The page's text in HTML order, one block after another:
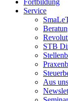
Fortbildung
Service
STB
Aus